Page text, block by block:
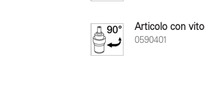
Articolo con
0590401